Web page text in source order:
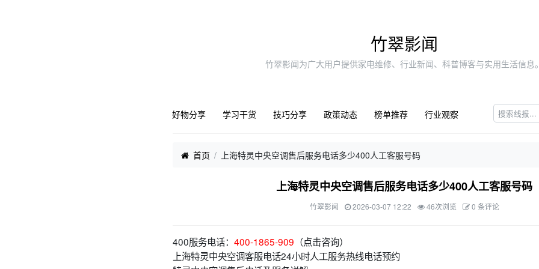
竹翠影闻
竹翠影闻为广大用户提供家电维修、行业新闻、科普博客与实用生活信息
好物分享 学习干货 技巧分享 政策动态 榜单推荐 行业观察
首页 上海特灵中央空调售后服务电话多少400人工客服号码
上海特灵中央空调售后服务电话多少400人工客服号码
竹翠影闻 2026-03-07 12:22 46次浏览 0 条评论
400服务电话： 400-1865-909 （点击咨询）
上海特灵中央空调客服电话24小时人工服务热线电话预约